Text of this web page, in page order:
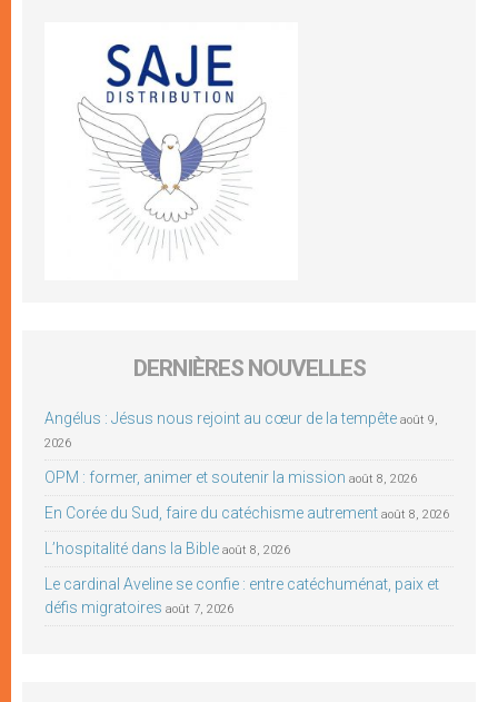
DERNIÈRES NOUVELLES
Angélus : Jésus nous rejoint au cœur de la tempête août 9,
2026
OPM : former, animer et soutenir la mission août 8, 2026
En Corée du Sud, faire du catéchisme autrement août 8, 2026
L’hospitalité dans la Bible août 8, 2026
Le cardinal Aveline se confie : entre catéchuménat, paix et
défis migratoires août 7, 2026